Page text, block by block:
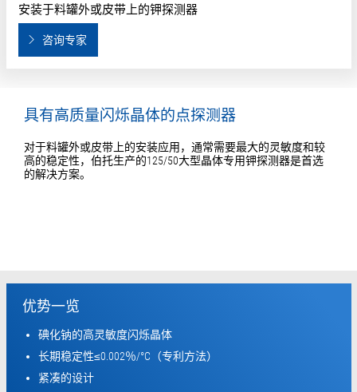
安装于料罐外或皮带上的钾探测器
咨询专家
具有高质量闪烁晶体的点探测器
对于料罐外或皮带上的安装应用，通常需要最大的灵敏度和较
高的稳定性，伯托生产的125/50大型晶体专用钾探测器是首选
的解决方案。
优势一览
碘化钠的高灵敏度闪烁晶体
长期稳定性≤0.002％/°C（专利方法）
紧凑的设计